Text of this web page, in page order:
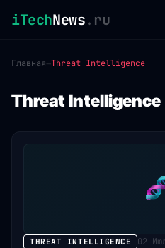
iTechNews.ru
Главная→Threat Intelligence
Threat Intelligence
THREAT INTELLIGENCE 02